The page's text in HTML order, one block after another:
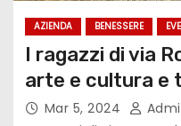
AZIENDA BENESSERE
I ragazzi di via
arte e cultura e
Mar 5, 2024